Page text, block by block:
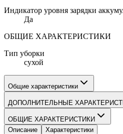
Индикатор уровня зарядки
Да
ОБЩИЕ ХАРАКТЕРИСТИКИ
Тип уборки
сухой
Общие характеристики
ДОПОЛНИТЕЛЬНЫЕ
ОБЩИЕ ХАРАКТЕРИСТИКИ
Описание
Характеристики